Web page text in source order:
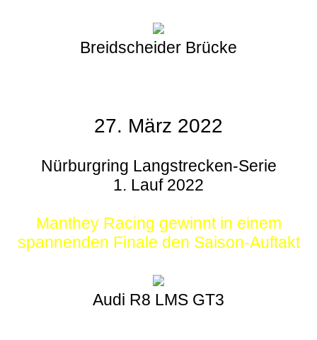
Breidscheider Brücke
27. März 2022
Nürburgring Langstrecken-Serie
1. Lauf 2022
Manthey Racing gewinnt in einem
spannenden Finale den Saison-Auftakt
Audi R8 LMS GT3